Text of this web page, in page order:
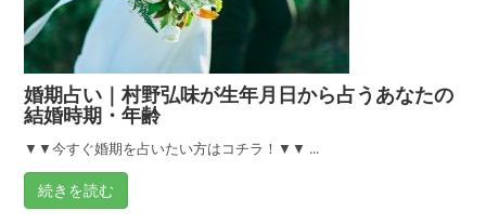
診
断
婚期占い｜村野弘味が生年月日から占うあなたの
結婚時期・年齢
▼▼今すぐ婚期を占いたい方はコチラ！▼▼ ...
続きを読む